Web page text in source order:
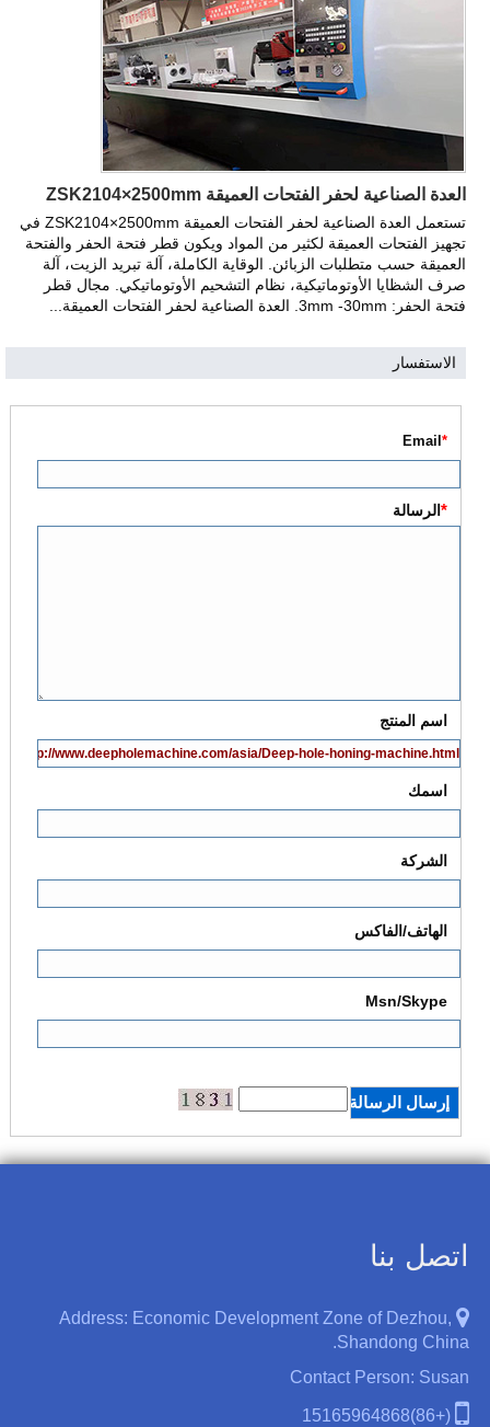
العدة الصناعية لحفر الفتحات العميقة ZSK2104×2500mm
تستعمل العدة الصناعية لحفر الفتحات العميقة ZSK2104×2500mm في
تجهيز الفتحات العميقة لكثير من المواد ويكون قطر فتحة الحفر والفتحة
العميقة حسب متطلبات الزبائن. الوقاية الكاملة، آلة تبريد الزيت، آلة
صرف الشظايا الأوتوماتيكية، نظام التشحيم الأوتوماتيكي. مجال قطر
فتحة الحفر: 3mm -30mm. العدة الصناعية لحفر الفتحات العميقة...
الاستفسار
*
Email
*الرسالة
اسم المنتج
اسمك
الشركة
الهاتف/الفاكس
Msn/Skype
اتصل بنا
Address: Economic Development Zone of Dezhou,
Shandong China.
Contact Person: Susan
(+86)15165964868